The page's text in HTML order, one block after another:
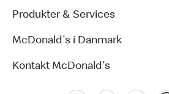
Produkter & Services
McDonald's i Danmark
Kontakt McDonald's